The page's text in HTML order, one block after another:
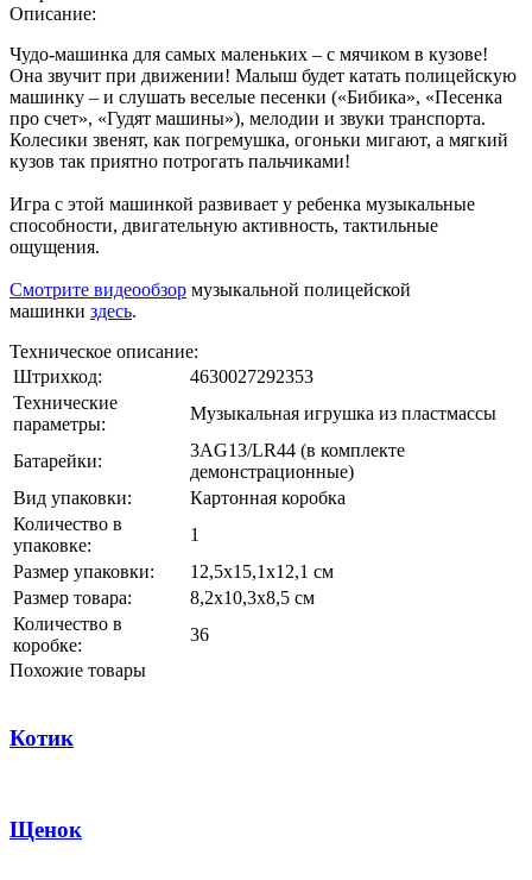
Описание:
Чудо-машинка для самых маленьких – с мячиком в кузове!
Она звучит при движении! Малыш будет катать полицейскую
машинку – и слушать веселые песенки («Бибика», «Песенка
про счет», «Гудят машины»), мелодии и звуки транспорта.
Колесики звенят, как погремушка, огоньки мигают, а мягкий
кузов так приятно потрогать пальчиками!
Игра с этой машинкой развивает у ребенка музыкальные
способности, двигательную активность, тактильные
ощущения.
Смотрите видеообзор музыкальной полицейской
машинки здесь.
Техническое описание:
Штрихкод:
4630027292353
Технические
параметры:
Музыкальная игрушка из пластмассы
Батарейки:
3AG13/LR44 (в комплекте
демонстрационные)
Вид упаковки:
Картонная коробка
Количество в
упаковке:
1
Размер упаковки:
12,5х15,1х12,1 см
Размер товара:
8,2х10,3х8,5 см
Количество в
коробке:
36
Похожие товары
Котик
Щенок